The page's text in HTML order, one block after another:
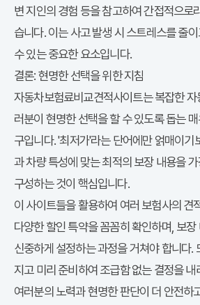
변 지인의 경험 등을 참고하여 간접적으로
습니다. 이는 사고 발생 시 스트레스를 줄
수 있는 중요한 요소입니다.
결론: 현명한 선택을 위한 지침
자동차보험료비교견적사이트는 복잡한 자
러분이 현명한 선택을 할 수 있도록 돕는
구입니다. '최저가'라는 단어에만 얽매이기
과 차량 특성에 맞는 최적의 보장 내용을
구성하는 것이 핵심입니다.
이 사이트들을 활용하여 여러 보험사의 견
다양한 할인 특약을 꼼꼼히 확인하며, 보
신중하게 설정하는 과정을 거쳐야 합니다.
지고 미리 준비하여 조급함 없는 결정을
여러분의 노력과 현명한 판단이 더 안전하